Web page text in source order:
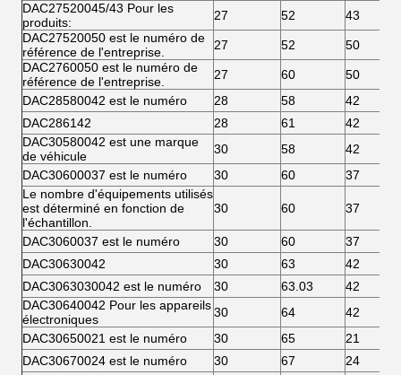
DAC27520045/43 Pour les
produits:
27 52
43
DAC27520050 est le numéro de
référence de l'entreprise.
27 52
50
DAC2760050 est le numéro de
référence de l'entreprise.
27 60
50
DAC28580042 est le numéro
28 58
42
DAC286142
28 61
42
DAC30580042 est une marque
de véhicule
30 58
42
DAC30600037 est le numéro
30 60
37
Le nombre d'équipements utilisés
est déterminé en fonction de
l'échantillon.
30 60 37
DAC3060037 est le numéro 30 60
37
DAC30630042
30 63
42
DAC3063030042 est le numéro
30 63.03
42
DAC30640042 Pour les appareils
électroniques
30 64
42
DAC30650021 est le numéro
30 65
21
DAC30670024 est le numéro
30 67
24